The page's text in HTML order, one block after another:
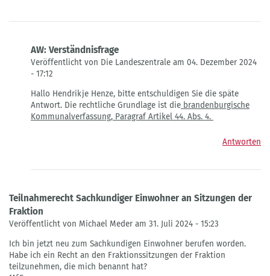
AW: Verständnisfrage
Veröffentlicht von Die Landeszentrale am 04. Dezember 2024
- 17:12
auf
Verständnisfrage
von
Hallo Hendrikje Henze, bitte entschuldigen Sie die späte
Antwort. Die rechtliche Grundlage ist die brandenburgische
Kommunalverfassung, Paragraf Artikel 44. Abs. 4.
Antworten
Teilnahmerecht Sachkundiger Einwohner an Sitzungen der
Fraktion
Veröffentlicht von Michael Meder am 31. Juli 2024 - 15:23
Ich bin jetzt neu zum Sachkundigen Einwohner berufen worden.
Habe ich ein Recht an den Fraktionssitzungen der Fraktion
teilzunehmen, die mich benannt hat?